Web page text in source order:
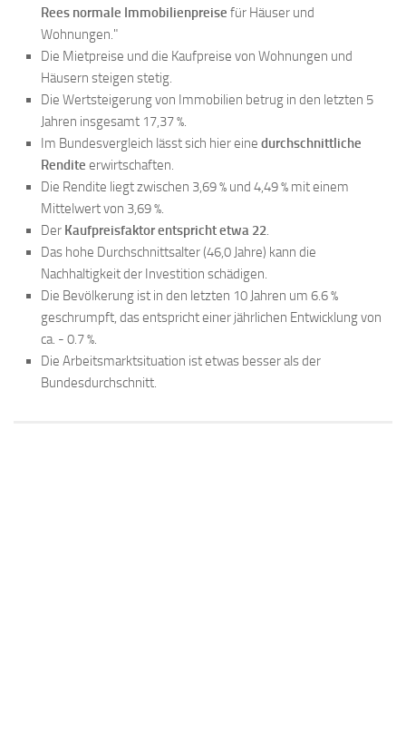
Rees normale Immobilienpreise für Häuser und
Wohnungen."
Die Mietpreise und die Kaufpreise von Wohnungen und
Häusern steigen stetig.
Die Wertsteigerung von Immobilien betrug in den letzten 5
Jahren insgesamt 17,37 %.
Im Bundesvergleich lässt sich hier eine durchschnittliche
Rendite erwirtschaften.
Die Rendite liegt zwischen 3,69 % und 4,49 % mit einem
Mittelwert von 3,69 %.
Der Kaufpreisfaktor entspricht etwa 22.
Das hohe Durchschnittsalter (46,0 Jahre) kann die
Nachhaltigkeit der Investition schädigen.
Die Bevölkerung ist in den letzten 10 Jahren um 6.6 %
geschrumpft, das entspricht einer jährlichen Entwicklung von
ca. - 0.7 %.
Die Arbeitsmarktsituation ist etwas besser als der
Bundesdurchschnitt.